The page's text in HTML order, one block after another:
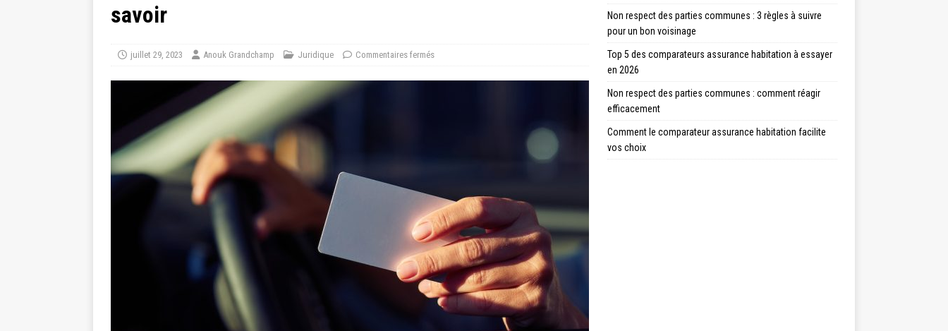
savoir
juillet 29, 2023 Anouk Grandchamp Juridique Commentaires fermés
Non respect des parties communes : 3 règles à suivre
pour un bon voisinage
Top 5 des comparateurs assurance habitation à essayer
en 2026
Non respect des parties communes : comment réagir
efficacement
Comment le comparateur assurance habitation facilite
vos choix